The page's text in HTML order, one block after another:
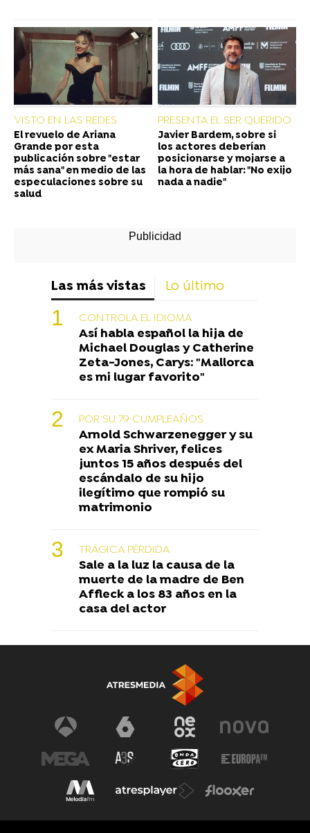
VISTO EN LAS REDES
El revuelo de Ariana
Grande por esta
publicación sobre "estar
más sana" en medio de las
especulaciones sobre su
salud
PRESENTA EL SER QUERIDO
Javier Bardem, sobre si
los actores deberían
posicionarse y mojarse a
la hora de hablar: "No exijo
nada a nadie"
Las más vistas Lo último
CONTROLA EL IDIOMA
Así habla español la hija de
Michael Douglas y Catherine
Zeta-Jones, Carys: "Mallorca
es mi lugar favorito"
POR SU 79 CUMPLEAÑOS
Arnold Schwarzenegger y su
ex Maria Shriver, felices
juntos 15 años después del
escándalo de su hijo
ilegítimo que rompió su
matrimonio
TRÁGICA PÉRDIDA
Sale a la luz la causa de la
muerte de la madre de Ben
Affleck a los 83 años en la
casa del actor